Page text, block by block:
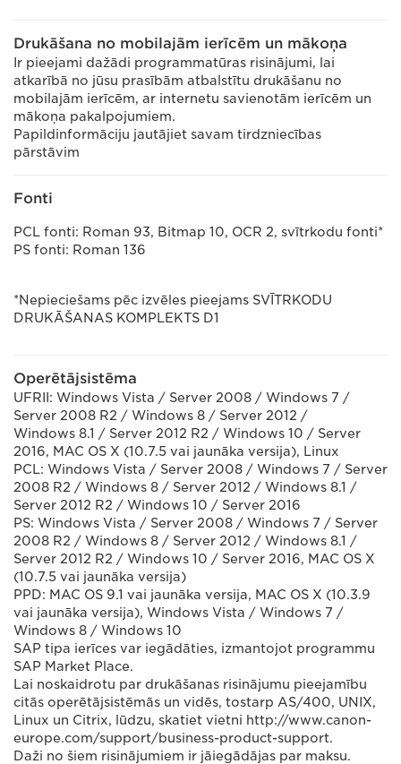
Drukāšana no mobilajām ierīcēm un mākoņa
Ir pieejami dažādi programmatūras risinājumi, lai
atkarībā no jūsu prasībām atbalstītu drukāšanu no
mobilajām ierīcēm, ar internetu savienotām ierīcēm un
mākoņa pakalpojumiem.
Papildinformāciju jautājiet savam tirdzniecības
pārstāvim
Fonti
PCL fonti: Roman 93, Bitmap 10, OCR 2, svītrkodu fonti*
PS fonti: Roman 136
*Nepieciešams pēc izvēles pieejams SVĪTRKODU
DRUKĀŠANAS KOMPLEKTS D1
Operētājsistēma
UFRII: Windows Vista / Server 2008 / Windows 7 /
Server 2008 R2 / Windows 8 / Server 2012 /
Windows 8.1 / Server 2012 R2 / Windows 10 / Server
2016, MAC OS X (10.7.5 vai jaunāka versija), Linux
PCL: Windows Vista / Server 2008 / Windows 7 / Server
2008 R2 / Windows 8 / Server 2012 / Windows 8.1 /
Server 2012 R2 / Windows 10 / Server 2016
PS: Windows Vista / Server 2008 / Windows 7 / Server
2008 R2 / Windows 8 / Server 2012 / Windows 8.1 /
Server 2012 R2 / Windows 10 / Server 2016, MAC OS X
(10.7.5 vai jaunāka versija)
PPD: MAC OS 9.1 vai jaunāka versija, MAC OS X (10.3.9
vai jaunāka versija), Windows Vista / Windows 7 /
Windows 8 / Windows 10
SAP tipa ierīces var iegādāties, izmantojot programmu
SAP Market Place.
Lai noskaidrotu par drukāšanas risinājumu pieejamību
citās operētājsistēmās un vidēs, tostarp AS/400, UNIX,
Linux un Citrix, lūdzu, skatiet vietni http://www.canon-
europe.com/support/business-product-support.
Daži no šiem risinājumiem ir jāiegādājas par maksu.